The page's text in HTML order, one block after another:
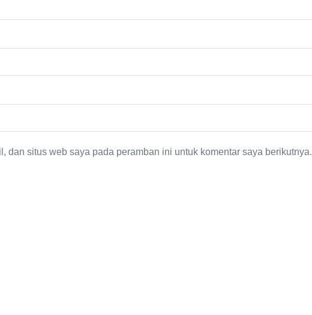
dan situs web saya pada peramban ini untuk komentar saya berikutnya.